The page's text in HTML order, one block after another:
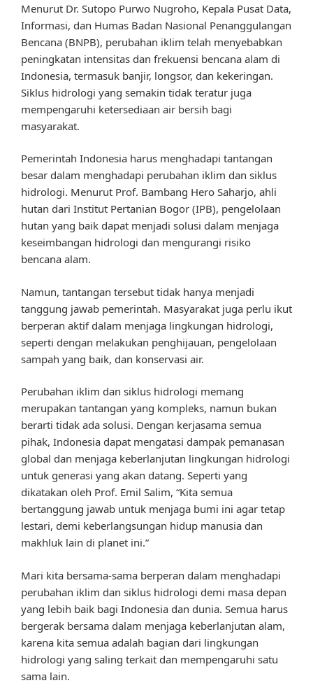
Menurut Dr. Sutopo Purwo Nugroho, Kepala Pusat Data,
Informasi, dan Humas Badan Nasional Penanggulangan
Bencana (BNPB), perubahan iklim telah menyebabkan
peningkatan intensitas dan frekuensi bencana alam di
Indonesia, termasuk banjir, longsor, dan kekeringan.
Siklus hidrologi yang semakin tidak teratur juga
mempengaruhi ketersediaan air bersih bagi
masyarakat.
Pemerintah Indonesia harus menghadapi tantangan
besar dalam menghadapi perubahan iklim dan siklus
hidrologi. Menurut Prof. Bambang Hero Saharjo, ahli
hutan dari Institut Pertanian Bogor (IPB), pengelolaan
hutan yang baik dapat menjadi solusi dalam menjaga
keseimbangan hidrologi dan mengurangi risiko
bencana alam.
Namun, tantangan tersebut tidak hanya menjadi
tanggung jawab pemerintah. Masyarakat juga perlu ikut
berperan aktif dalam menjaga lingkungan hidrologi,
seperti dengan melakukan penghijauan, pengelolaan
sampah yang baik, dan konservasi air.
Perubahan iklim dan siklus hidrologi memang
merupakan tantangan yang kompleks, namun bukan
berarti tidak ada solusi. Dengan kerjasama semua
pihak, Indonesia dapat mengatasi dampak pemanasan
global dan menjaga keberlanjutan lingkungan hidrologi
untuk generasi yang akan datang. Seperti yang
dikatakan oleh Prof. Emil Salim, “Kita semua
bertanggung jawab untuk menjaga bumi ini agar tetap
lestari, demi keberlangsungan hidup manusia dan
makhluk lain di planet ini.”
Mari kita bersama-sama berperan dalam menghadapi
perubahan iklim dan siklus hidrologi demi masa depan
yang lebih baik bagi Indonesia dan dunia. Semua harus
bergerak bersama dalam menjaga keberlanjutan alam,
karena kita semua adalah bagian dari lingkungan
hidrologi yang saling terkait dan mempengaruhi satu
sama lain.